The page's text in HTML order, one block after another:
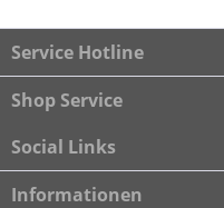
Service Hotline
Shop Service
Social Links
Informationen